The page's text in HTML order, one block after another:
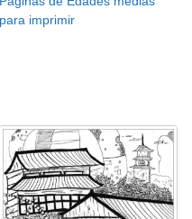
para imprimir